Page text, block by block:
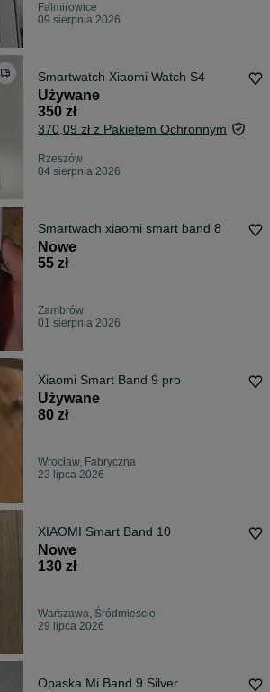
Falmirowice
09 sierpnia 2026
Smartwatch Xiaomi Watch S4
Używane
350 zł
370,09 zł z Pakietem Ochronnym
Rzeszów
04 sierpnia 2026
Smartwach xiaomi smart band 8
Nowe
55 zł
Zambrów
01 sierpnia 2026
Xiaomi Smart Band 9 pro
Używane
80 zł
Wrocław, Fabryczna
23 lipca 2026
XIAOMI Smart Band 10
Nowe
130 zł
Warszawa, Śródmieście
29 lipca 2026
Opaska Mi Band 9 Silver